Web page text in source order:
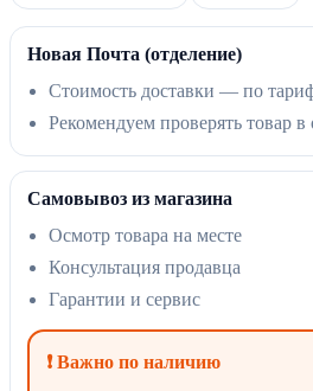
Новая Почта (отделение)
Стоимость доставки — по
Рекомендуем проверять товар в
Самовывоз из магазина
Осмотр товара на месте
Консультация продавца
Гарантии и сервис
❗ Важно по наличию